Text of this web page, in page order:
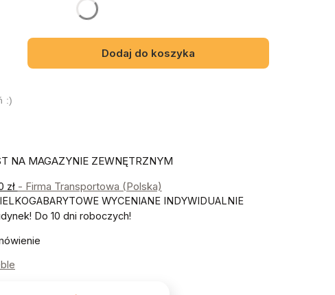
mogą różnić się ceną
Dodaj do koszyka
:)
NA MAGAZYNIE ZEWNĘTRZNYM
zł - Firma Transportowa (Polska)
WYCENIANE INDYWIDUALNIE
Do 10 dni roboczych!